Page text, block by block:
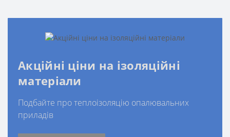
Акційні ціни на ізоляційні
матеріали
Подбайте про теплоізоляцію опалювальних
приладів